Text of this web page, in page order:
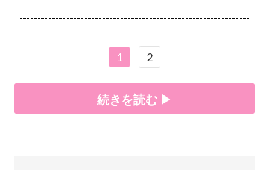
----------------------------------------------------------------
1 2
続きを読む ▶